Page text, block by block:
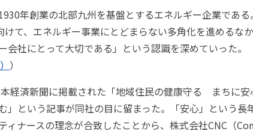
年創業の北部九州を基盤とするエネルギー企業であ
けて、エネルギー事業にとどまらない多角化を進めるな
会社にとって大切である」という認識を深めていった。
）
経済新聞に掲載された「地域住民の健康守る まちに
」という記事が同社の目に留まった。「安心」という長
ィナースの理念が合致したことから、株式会社CNC（